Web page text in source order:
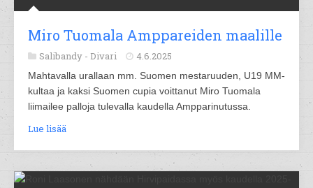
Miro Tuomala Amppareiden maalille
Salibandy - Divari 4.6.2025
Mahtavalla urallaan mm. Suomen mestaruuden, U19 MM-
kultaa ja kaksi Suomen cupia voittanut Miro Tuomala
liimailee palloja tulevalla kaudella Ampparinutussa.
Lue lisää